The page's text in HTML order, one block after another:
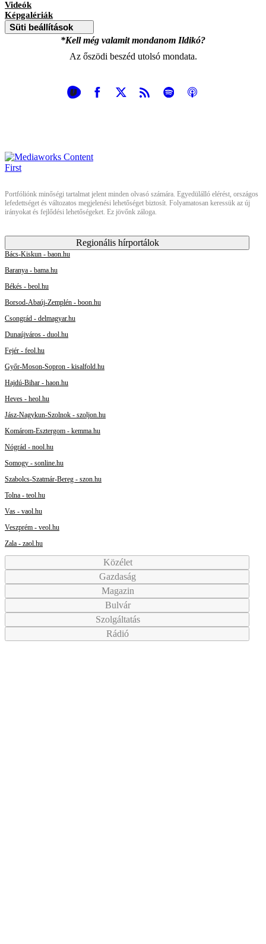
Videók
Képgalériák
Süti beállítások
*Kell még valamit mondanom Ildikó?
Az őszödi beszéd utolsó mondata.
Portfóliónk minőségi tartalmat jelent minden olvasó számára. Egyedülálló elérést, országos
lefedettséget és változatos megjelenési lehetőséget biztosít. Folyamatosan keressük az új
irányokat és fejlődési lehetőségeket. Ez jövőnk záloga.
Regionális hírportálok
Bács-Kiskun - baon.hu
Baranya - bama.hu
Békés - beol.hu
Borsod-Abaúj-Zemplén - boon.hu
Csongrád - delmagyar.hu
Dunaújváros - duol.hu
Fejér - feol.hu
Győr-Moson-Sopron - kisalfold.hu
Hajdú-Bihar - haon.hu
Heves - heol.hu
Jász-Nagykun-Szolnok - szoljon.hu
Komárom-Esztergom - kemma.hu
Nógrád - nool.hu
Somogy - sonline.hu
Szabolcs-Szatmár-Bereg - szon.hu
Tolna - teol.hu
Vas - vaol.hu
Veszprém - veol.hu
Zala - zaol.hu
Közélet
Gazdaság
Magazin
Bulvár
Szolgáltatás
Rádió